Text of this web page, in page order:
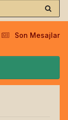
Son Mesajlar